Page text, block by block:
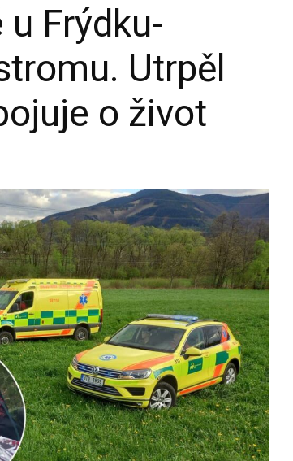
Frýdku-
Utrpěl
o život